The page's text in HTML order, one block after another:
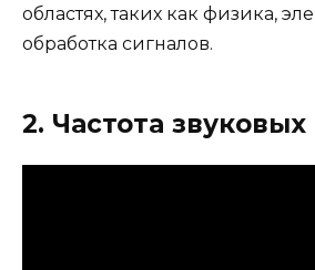
областях, таких как физика,
обработка сигналов.
2. Частота звуковых